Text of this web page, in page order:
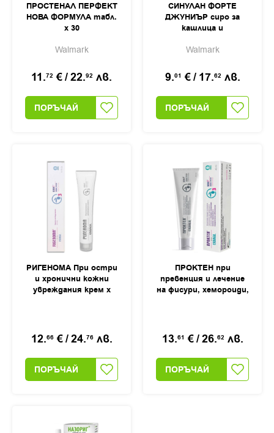
ПРОСТЕНАЛ ПЕРФЕКТ
НОВА ФОРМУЛА табл.
х 30
Walmark
11.72 €/22.92 лв.
ПОРЪЧАЙ
СИНУЛАН ФОРТЕ
ДЖУНИЪР сиро за
кашлица и
120мл
Walmark
9.01 €/ 17.62 лв.
ПОРЪЧАЙ
РИГЕНОМА При остри
и хронични кожни
увреждания крем х
12.66 €/24.76 лв.
ПОРЪЧАЙ
ПРОКТЕН при
превенция и лечение
на фисури, хемороиди,
40мл
13.61 €/26.62 лв.
ПОРЪЧАЙ